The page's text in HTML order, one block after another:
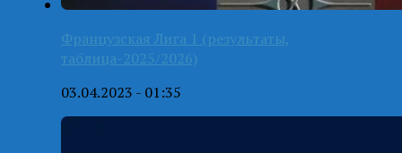
Французская Лига 1 (результаты,
таблица-2025/2026)
03.04.2023 - 01:35